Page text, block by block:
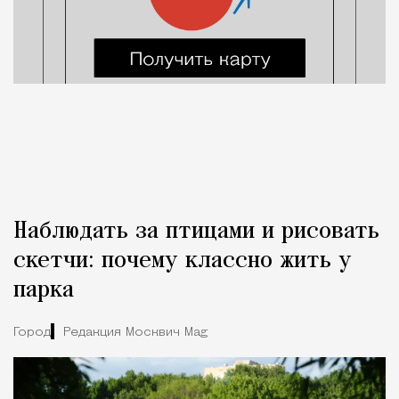
Наблюдать за птицами и рисовать
скетчи: почему классно жить у
парка
Город Редакция Москвич Mag